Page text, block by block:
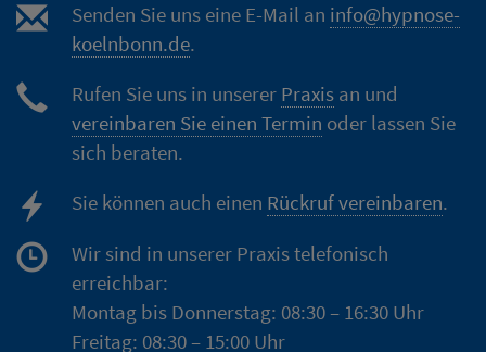
Senden Sie uns eine E-Mail an info@hypnose-
koelnbonn.de.
Rufen Sie uns in unserer Praxis an und
vereinbaren Sie einen Termin oder lassen Sie
sich beraten.
Sie können auch einen Rückruf vereinbaren.
Wir sind in unserer Praxis telefonisch
erreichbar:
Montag bis Donnerstag: 08:30 – 16:30 Uhr
Freitag: 08:30 – 15:00 Uhr